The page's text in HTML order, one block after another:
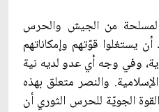
من الجيش والحرس
يستغلوا قوّتهم وإمكاناتهم
وفي وجه أي عدو لديه نية
والنصر متعلق بهذه
الجويّة للحرس الثوري أن